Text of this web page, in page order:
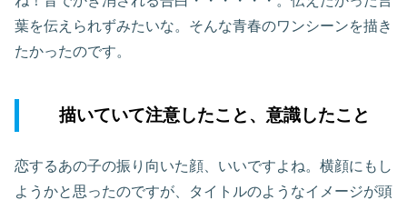
葉を伝えられずみたいな。そんな青春のワンシーンを描き
たかったのです。
描いていて注意したこと、意識したこと
恋するあの子の振り向いた顔、いいですよね。横顔にもし
ようかと思ったのですが、タイトルのようなイメージが頭